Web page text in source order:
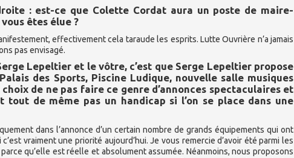
: est-ce que Colette Cordat aura un poste de maire-
êtes élue ?
effectivement cela taraude les esprits. Lutte Ouvrière n’a jamais
pas envisagé.
Lepeltier et le vôtre, c’est que Serge Lepeltier propose
des Sports, Piscine Ludique, nouvelle salle musiques
de ne pas faire ce genre d’annonces spectaculaires et
tout de même pas un handicap si l’on se place dans une
dans l’annonce d’un certain nombre de grands équipements qui ont
vraiment une priorité aujourd’hui. Je vous remercie d’avoir été parmi les
qu’elle est réelle et absolument assumée. Néanmoins, nous proposons